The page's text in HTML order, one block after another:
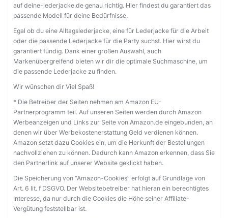
auf deine-lederjacke.de genau richtig. Hier findest du garantiert das
passende Modell für deine Bedürfnisse.
Egal ob du eine Alltagslederjacke, eine für Lederjacke für die Arbeit
oder die passende Lederjacke für die Party suchst. Hier wirst du
garantiert fündig. Dank einer großen Auswahl, auch
Markenübergreifend bieten wir dir die optimale Suchmaschine, um
die passende Lederjacke zu finden.
Wir wünschen dir Viel Spaß!
* Die Betreiber der Seiten nehmen am Amazon EU-
Partnerprogramm teil. Auf unseren Seiten werden durch Amazon
Werbeanzeigen und Links zur Seite von Amazon.de eingebunden, an
denen wir über Werbekostenerstattung Geld verdienen können.
Amazon setzt dazu Cookies ein, um die Herkunft der Bestellungen
nachvollziehen zu können. Dadurch kann Amazon erkennen, dass Sie
den Partnerlink auf unserer Website geklickt haben.
Die Speicherung von “Amazon-Cookies” erfolgt auf Grundlage von
Art. 6 lit. f DSGVO. Der Websitebetreiber hat hieran ein berechtigtes
Interesse, da nur durch die Cookies die Höhe seiner Affiliate-
Vergütung feststellbar ist.